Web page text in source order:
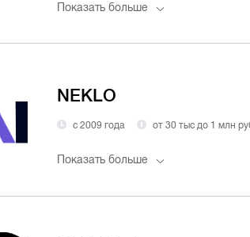
Показать больше
NEKLO
с 2009 года от 30 тыс до 1 млн
Показать больше